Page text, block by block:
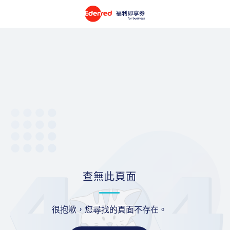
查無此頁面
很抱歉，您尋找的頁面不存在。